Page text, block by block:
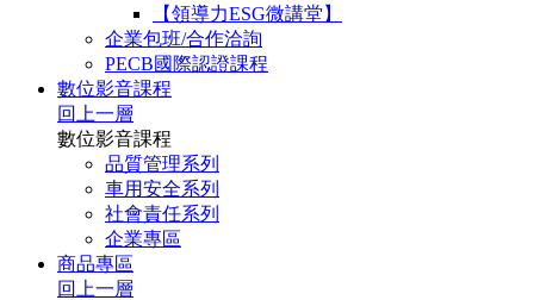
【領導力ESG微講堂】
企業包班/合作洽詢
PECB國際認證課程
數位影音課程
回上一層
數位影音課程
品質管理系列
車用安全系列
社會責任系列
企業專區
商品專區
回上一層